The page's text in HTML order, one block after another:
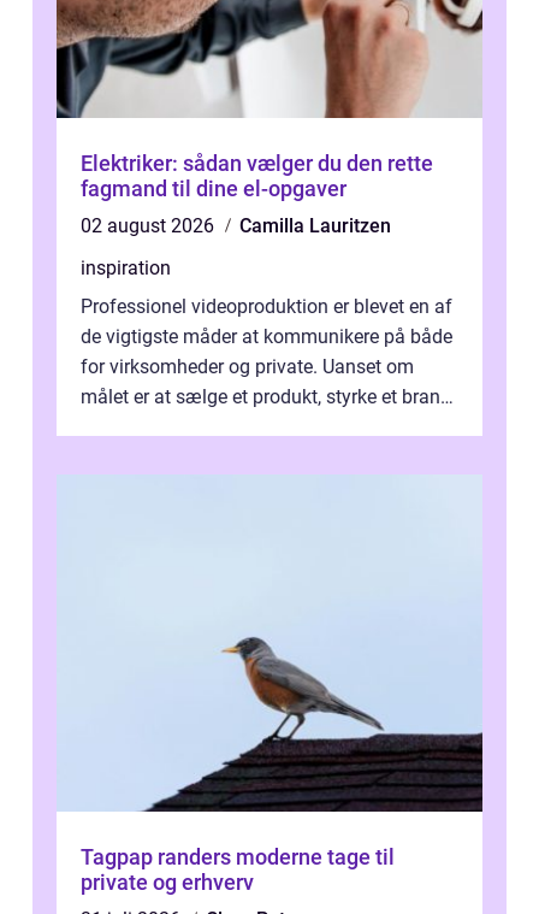
Elektriker: sådan vælger du den rette
fagmand til dine el-opgaver
02 august 2026
Camilla Lauritzen
inspiration
Professionel videoproduktion er blevet en af
de vigtigste måder at kommunikere på både
for virksomheder og private. Uanset om
målet er at sælge et produkt, styrke et brand,
Tagpap randers moderne tage til
private og erhverv